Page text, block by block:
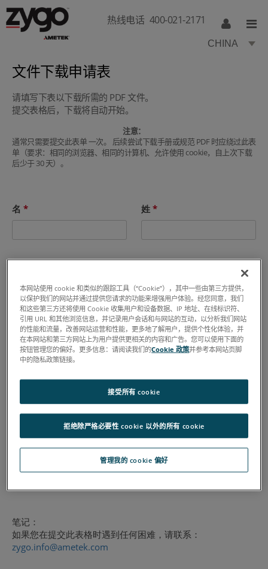
热线电话 400-021-2171
CHINA
文件下载申请表
请填写下表以下载所需的 PDF 文件。
提交表格后，下载将自动开始。
注意：
通常只需要提交此表单 一次。 后续尝试下载手册或规范 PDF 时应绕过此表
单（要求：相同的浏览器、相同的计算机、允许使用 cookie，自上次下载
后少于 30 天）。
本网站使用 cookie 和类似的跟踪工具（“Cookie”），其中一些由第三方提供，
以保护我们的网站并通过提供您请求的功能来增强用户体验。经您同意，我们
和这些第三方还将使用 Cookie 收集用户和设备数据、IP 地址、在线标识符、
引用 URL 和其他浏览信息，并记录用户会话和与网站的互动，以分析我们网站
的性能和流量，改善网站运营和性能，更多地了解用户，提供个性化体验，并
在本网站和第三方网站上为用户提供更相关的内容和广告。您可以使用下面的
按钮管理您的偏好。更多信息：请阅读我们的Cookie 政策并参考本网站页脚
中的隐私政策链接。
管理我的 cookie 偏好
拒绝除严格必要性 cookie 以外的所有 cookie
接受所有 cookie